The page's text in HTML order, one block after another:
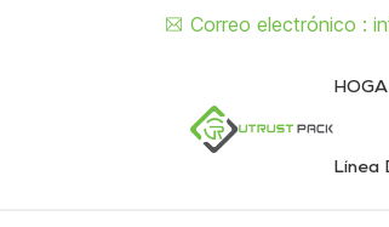
Correo electrónico :
Línea